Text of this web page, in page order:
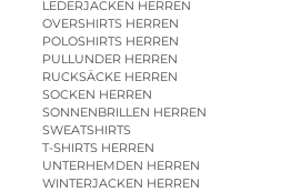
LEDERJACKEN HERREN
OVERSHIRTS HERREN
POLOSHIRTS HERREN
PULLUNDER HERREN
RUCKSÄCKE HERREN
SOCKEN HERREN
SONNENBRILLEN HERREN
SWEATSHIRTS
T-SHIRTS HERREN
UNTERHEMDEN HERREN
WINTERJACKEN HERREN